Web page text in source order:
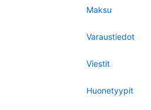
Maksu
Varaustiedot
Viestit
Huonetyypit